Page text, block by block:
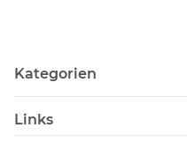
Kategorien
Links